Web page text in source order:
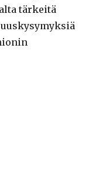
tärkeitä